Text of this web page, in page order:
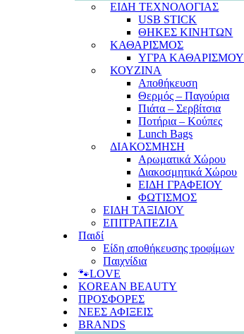
ΕΙΔΗ ΤΕΧΝΟΛΟΓΙΑΣ
USB STICK
ΘΗΚΕΣ ΚΙΝΗΤΩΝ
ΚΑΘΑΡΙΣΜΟΣ
ΥΓΡΑ ΚΑΘΑΡΙΣΜΟΥ
ΚΟΥΖΙΝΑ
Αποθήκευση
Θερμός – Παγούρια
Πιάτα – Σερβίτσια
Ποτήρια – Κούπες
Lunch Bags
ΔΙΑΚΟΣΜΗΣΗ
Αρωματικά Χώρου
Διακοσμητικά Χώρου
ΕΙΔΗ ΓΡΑΦΕΙΟΥ
ΦΩΤΙΣΜΟΣ
ΕΙΔΗ ΤΑΞΙΔΙΟΥ
ΕΠΙΤΡΑΠΕΖΙΑ
Παιδί
Είδη αποθήκευσης τροφίμων
Παιχνίδια
🐾LOVE
KOREAN BEAUTY
ΠΡΟΣΦΟΡΕΣ
ΝΕΕΣ ΑΦΙΞΕΙΣ
BRANDS